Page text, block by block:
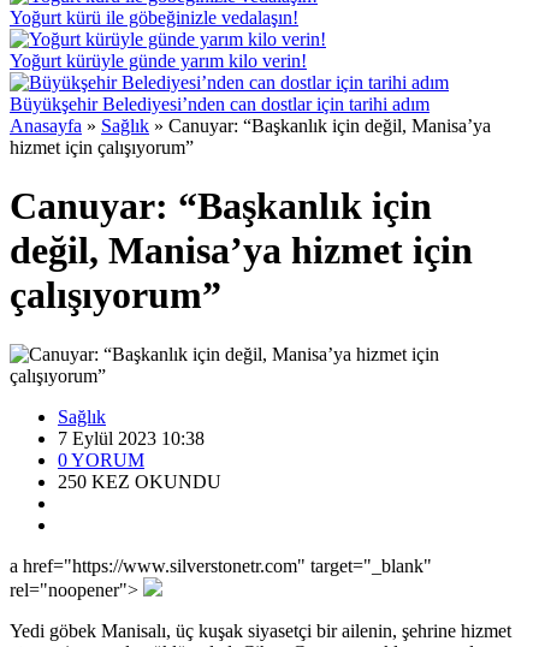
Yoğurt kürü ile göbeğinizle vedalaşın!
Yoğurt kürüyle günde yarım kilo verin!
Büyükşehir Belediyesi’nden can dostlar için tarihi adım
Anasayfa » Sağlık » Canuyar: “Başkanlık için değil, Manisa’ya
hizmet için çalışıyorum”
Canuyar: “Başkanlık için
değil, Manisa’ya hizmet için
çalışıyorum”
Sağlık
7 Eylül 2023 10:38
0YORUM
250 KEZ OKUNDU
a href="https://www.silverstonetr.com" target="_blank"
rel="noopener">
Yedi göbek Manisalı, üç kuşak siyasetçi bir ailenin, şehrine hizmet